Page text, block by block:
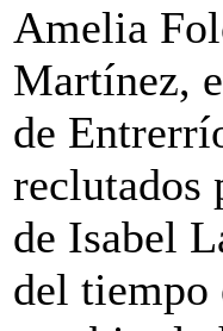
Amelia
Martínez,
de
reclutados
de Isabel
del tiempo